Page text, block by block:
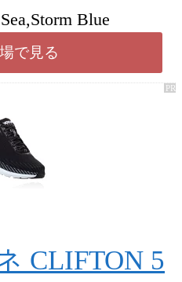
Blue
で見る
CLIFTON 5